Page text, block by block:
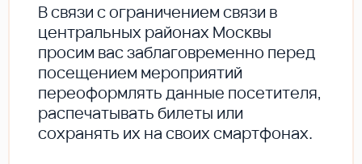
В cвязи с ограничением связи в
центральных районах Москвы
просим вас заблаговременно перед
посещением мероприятий
переоформлять данные посетителя,
распечатывать билеты или
сохранять их на своих смартфонах.